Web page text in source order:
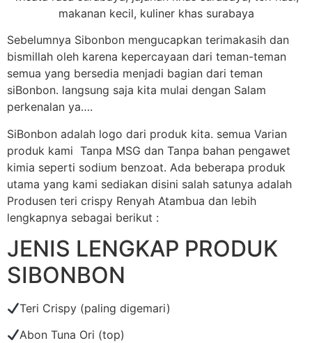
Sebelumnya Sibonbon mengucapkan terimakasih dan
bismillah oleh karena kepercayaan dari teman-teman
semua yang bersedia menjadi bagian dari teman
siBonbon. langsung saja kita mulai dengan Salam
perkenalan ya….
SiBonbon adalah logo dari produk kita. semua Varian
produk kami Tanpa MSG dan Tanpa bahan pengawet
kimia seperti sodium benzoat. Ada beberapa produk
utama yang kami sediakan disini salah satunya adalah
Produsen teri crispy Renyah Atambua dan lebih
lengkapnya sebagai berikut :
JENIS LENGKAP PRODUK
SIBONBON
Teri Crispy (paling digemari)
Abon Tuna Ori (top)